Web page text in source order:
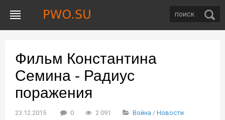
Фильм Константина
Семина - Радиус
поражения
23.12.2015 0 2 091 Война / Новости